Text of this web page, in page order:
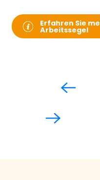
Erfahren Sie
Arbeitssegel